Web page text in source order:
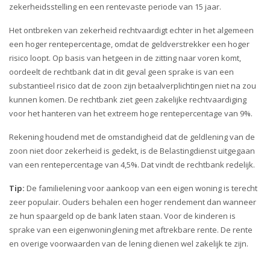
zekerheidsstelling en een rentevaste periode van 15 jaar.
Het ontbreken van zekerheid rechtvaardigt echter in het algemeen
een hoger rentepercentage, omdat de geldverstrekker een hoger
risico loopt. Op basis van hetgeen in de zitting naar voren komt,
oordeelt de rechtbank dat in dit geval geen sprake is van een
substantieel risico dat de zoon zijn betaalverplichtingen niet na zou
kunnen komen. De rechtbank ziet geen zakelijke rechtvaardiging
voor het hanteren van het extreem hoge rentepercentage van 9%.
Rekening houdend met de omstandigheid dat de geldlening van de
zoon niet door zekerheid is gedekt, is de Belastingdienst uitgegaan
van een rentepercentage van 4,5%. Dat vindt de rechtbank redelijk.
Tip: De familielening voor aankoop van een eigen woning is terecht
zeer populair. Ouders behalen een hoger rendement dan wanneer
ze hun spaargeld op de bank laten staan. Voor de kinderen is
sprake van een eigenwoninglening met aftrekbare rente. De rente
en overige voorwaarden van de lening dienen wel zakelijk te zijn.